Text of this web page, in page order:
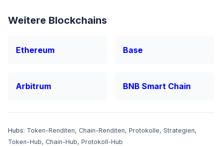
Weitere Blockchains
Ethereum Base
Arbitrum BNB Smart Chain
Hubs: Token-Renditen, Chain-Renditen, Protokolle, Strategien,
Token-Hub, Chain-Hub, Protokoll-Hub